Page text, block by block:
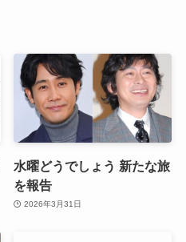
水曜どうでしょう 新たな旅
を報告
2026年3月31日